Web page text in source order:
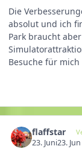
Die
absolut und ich
Park braucht
Besuche für
flaffstar
23. Juni23. Jun